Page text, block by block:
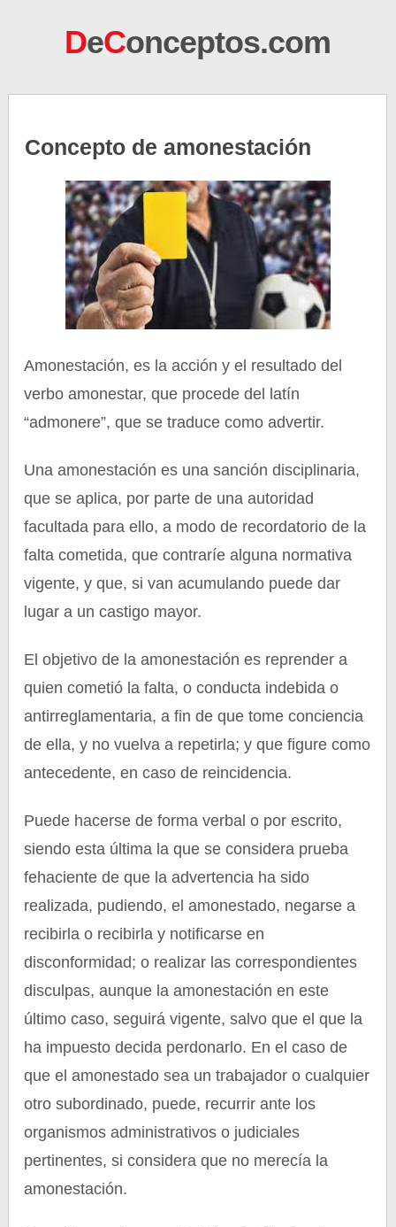
DeConceptos.com
Concepto de amonestación
Amonestación, es la acción y el resultado del
verbo amonestar, que procede del latín
“admonere”, que se traduce como advertir.
Una amonestación es una sanción disciplinaria,
que se aplica, por parte de una autoridad
facultada para ello, a modo de recordatorio de la
falta cometida, que contraríe alguna normativa
vigente, y que, si van acumulando puede dar
lugar a un castigo mayor.
El objetivo de la amonestación es reprender a
quien cometió la falta, o conducta indebida o
antirreglamentaria, a fin de que tome conciencia
de ella, y no vuelva a repetirla; y que figure como
antecedente, en caso de reincidencia.
Puede hacerse de forma verbal o por escrito,
siendo esta última la que se considera prueba
fehaciente de que la advertencia ha sido
realizada, pudiendo, el amonestado, negarse a
recibirla o recibirla y notificarse en
disconformidad; o realizar las correspondientes
disculpas, aunque la amonestación en este
último caso, seguirá vigente, salvo que el que la
ha impuesto decida perdonarlo. En el caso de
que el amonestado sea un trabajador o cualquier
otro subordinado, puede, recurrir ante los
organismos administrativos o judiciales
pertinentes, si considera que no merecía la
amonestación.